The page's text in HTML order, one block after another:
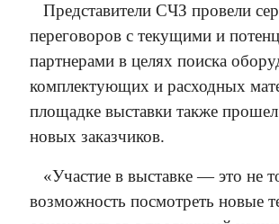
Представители СЧЗ провели
переговоров с текущими и
партнерами в целях поиска
комплектующих и расходных
площадке выставки также
новых заказчиков.
«Участие в выставке — это не
возможность посмотреть новые